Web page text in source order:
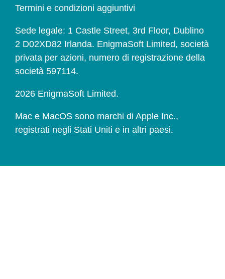
Termini e condizioni aggiuntivi
Sede legale: 1 Castle Street, 3rd Floor, Dublino
2 D02XD82 Irlanda. EnigmaSoft Limited, società
privata per azioni, numero di registrazione della
società 597114.
2026 EnigmaSoft Limited.
Mac e MacOS sono marchi di Apple Inc.,
registrati negli Stati Uniti e in altri paesi.